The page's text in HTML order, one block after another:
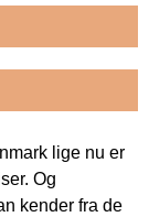
lige nu er
Og
kender fra de